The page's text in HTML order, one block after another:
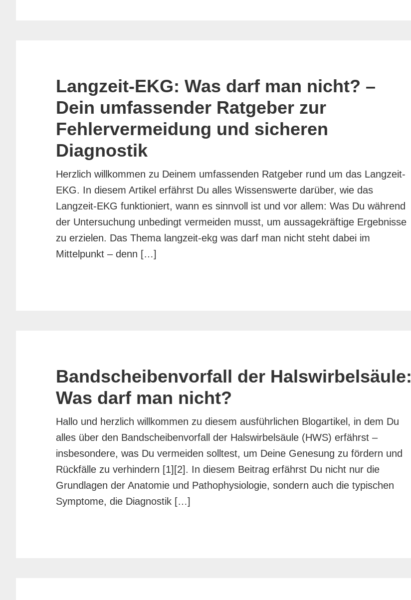
Langzeit-EKG: Was darf man nicht? –
Dein umfassender Ratgeber zur
Fehlervermeidung und sicheren
Diagnostik
Herzlich willkommen zu Deinem umfassenden Ratgeber rund um das Langzeit-
EKG. In diesem Artikel erfährst Du alles Wissenswerte darüber, wie das
Langzeit-EKG funktioniert, wann es sinnvoll ist und vor allem: Was Du während
der Untersuchung unbedingt vermeiden musst, um aussagekräftige Ergebnisse
zu erzielen. Das Thema langzeit-ekg was darf man nicht steht dabei im
Mittelpunkt – denn […]
Bandscheibenvorfall der Halswirbelsäule:
Was darf man nicht?
Hallo und herzlich willkommen zu diesem ausführlichen Blogartikel, in dem Du
alles über den Bandscheibenvorfall der Halswirbelsäule (HWS) erfährst –
insbesondere, was Du vermeiden solltest, um Deine Genesung zu fördern und
Rückfälle zu verhindern [1][2]. In diesem Beitrag erfährst Du nicht nur die
Grundlagen der Anatomie und Pathophysiologie, sondern auch die typischen
Symptome, die Diagnostik […]